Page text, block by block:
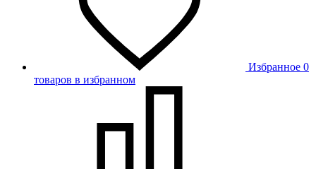
Избранное 0
товаров в избранном